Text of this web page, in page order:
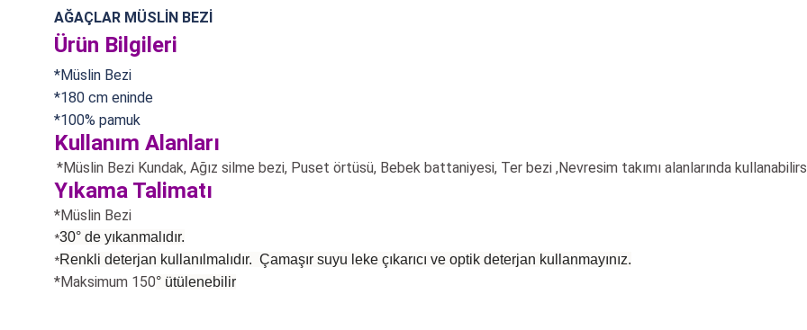
AĞAÇLAR MÜSLİN BEZİ
Ürün Bilgileri
*Müslin Bezi
*180 cm eninde
*100% pamuk
Kullanım Alanları
*Müslin Bezi Kundak, Ağız silme bezi, Puset örtüsü, Bebek battaniyesi, Ter bezi ,Nevresim takımı alanlarında
Yıkama Talimatı
*Müslin Bezi
*30° de yıkanmalıdır.
*Renkli deterjan kullanılmalıdır. Çamaşır suyu leke çıkarıcı ve optik deterjan kullanmayınız.
*Maksimum 150° ütülenebilir